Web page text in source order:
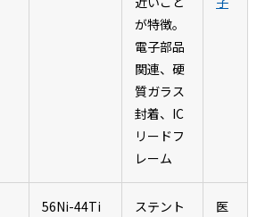
が特徴。
電子部品
関連、硬
質ガラス
封着、IC
リードフ
レーム
56Ni-44Ti
ステント
医